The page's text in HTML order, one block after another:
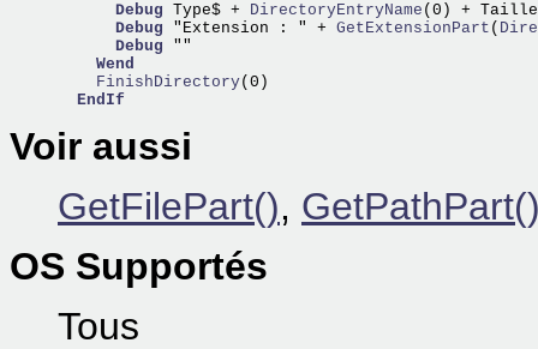
Debug Type$ + DirectoryEntryName (0) +
Debug "Extension : " + GetExtensionPart (
Debug ""
Wend
    FinishDirectory
(0)
EndIf
Voir aussi
GetFilePart(),
OS Supportés
Tous